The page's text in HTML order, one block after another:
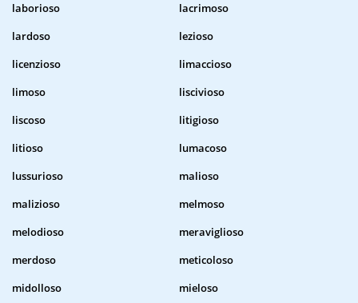
laborioso
lacrimoso
lardoso
lezioso
licenzioso
limaccioso
limoso
liscivioso
liscoso
litigioso
litioso
lumacoso
lussurioso
malioso
malizioso
melmoso
melodioso
meraviglioso
merdoso
meticoloso
midolloso
mieloso